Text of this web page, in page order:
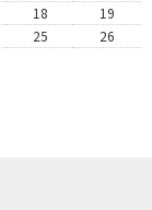
18
19
25
26